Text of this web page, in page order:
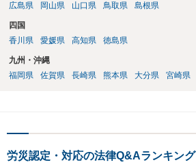
広島県
岡山県 山口県 鳥取県 島根県
四国
香川県
愛媛県 高知県 徳島県
九州・沖縄
福岡県
佐賀県 長崎県 熊本県 大分県 宮崎県
労災認定・対応の法律Q&Aランキング